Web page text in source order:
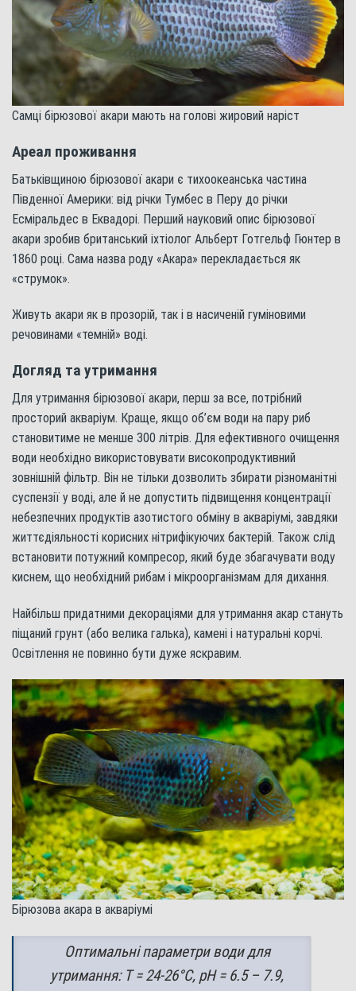
Самці бірюзової акари мають на голові жировий наріст
Ареал проживання
Батьківщиною бірюзової акари є тихоокеанська частина
Південної Америки: від річки Тумбес в Перу до річки
Есміральдес в Еквадорі. Перший науковий опис бірюзової
акари зробив британський іхтіолог Альберт Готгельф Гюнтер в
1860 році. Сама назва роду «Акара» перекладається як
«струмок».
Живуть акари як в прозорій, так і в насиченій гуміновими
речовинами «темній» воді.
Догляд та утримання
Для утримання бірюзової акари, перш за все, потрібний
просторий акваріум. Краще, якщо об’єм води на пару риб
становитиме не менше 300 літрів. Для ефективного очищення
води необхідно використовувати високопродуктивний
зовнішній фільтр. Він не тільки дозволить збирати різноманітні
суспензії у воді, але й не допустить підвищення концентрації
небезпечних продуктів азотистого обміну в акваріумі, завдяки
життєдіяльності корисних нітрифікуючих бактерій. Також слід
встановити потужний компресор, який буде збагачувати воду
киснем, що необхідний рибам і мікроорганізмам для дихання.
Найбільш придатними декораціями для утримання акар стануть
піщаний грунт (або велика галька), камені і натуральні корчі.
Освітлення не повинно бути дуже яскравим.
Бірюзова акара в акваріумі
Оптимальні параметри води для
утримання: T = 24-26°C, pH = 6.5 – 7.9,